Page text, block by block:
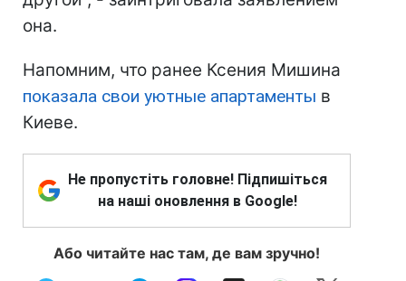
она.
Напомним, что ранее Ксения Мишина
показала свои уютные апартаменты в
Киеве.
Не пропустіть головне! Підпишіться
на наші оновлення в Google!
Або читайте нас там, де вам зручно!